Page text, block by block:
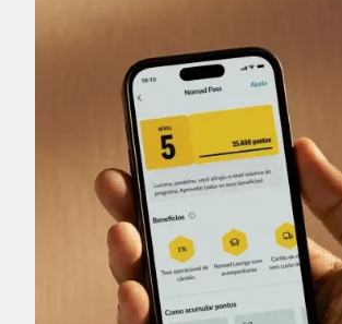
Nomad Lounge
Sala VIP no Aeroporto de Guarulhos